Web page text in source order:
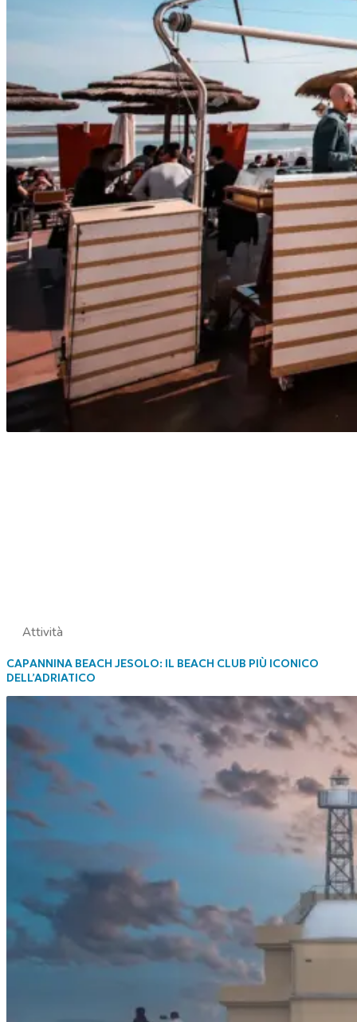
Attività
CAPANNINA BEACH JESOLO: IL BEACH CLUB PIÙ ICONICO
DELL’ADRIATICO